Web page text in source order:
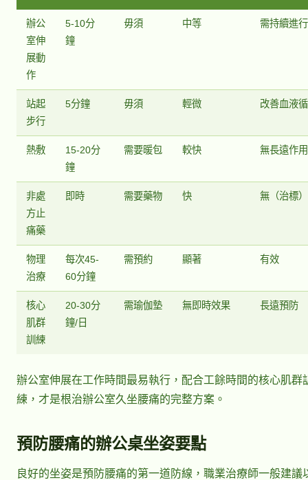
辦公
室伸
展動
作
5-10分
鐘
毋須 中等 需持續進行
站起
步行
5分鐘 毋須 輕微 改善血液
熱敷
15-20分
鐘
需要暖包 較快 無長遠作用
非處
方止
痛藥
即時 需要藥物 快 無（治標）
物理
治療
每次45-
60分鐘
需預約 顯著 有效
核心
肌群
訓練
20-30分
鐘/日
需瑜伽墊 無即時效果 長遠預防
辦公室伸展在工作時間最易執行，配合工餘時間的核心肌群
練，才是根治辦公室久坐腰痛的完整方案。
預防腰痛的辦公桌坐姿要點
良好的坐姿是預防腰痛的第一道防線，職業治療師一般建議